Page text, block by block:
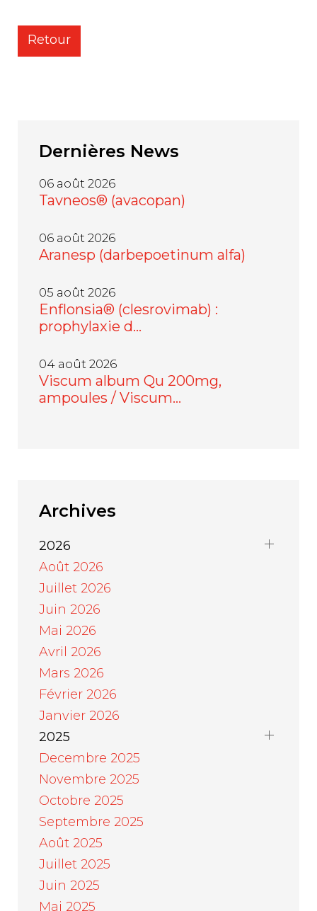
Retour
Dernières News
06 août 2026
Tavneos® (avacopan)
06 août 2026
Aranesp (darbepoetinum alfa)
05 août 2026
Enflonsia® (clesrovimab) :
prophylaxie d…
04 août 2026
Viscum album Qu 200mg,
ampoules / Viscum…
Archives
2026
Août 2026
Juillet 2026
Juin 2026
Mai 2026
Avril 2026
Mars 2026
Février 2026
Janvier 2026
2025
Decembre 2025
Novembre 2025
Octobre 2025
Septembre 2025
Août 2025
Juillet 2025
Juin 2025
Mai 2025